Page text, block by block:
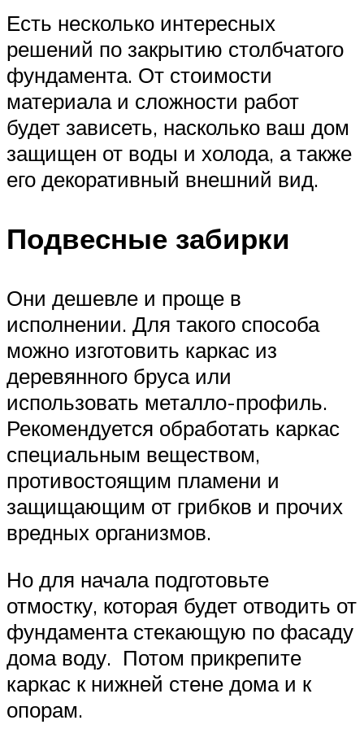
Есть несколько интересных
решений по закрытию столбчатого
фундамента. От стоимости
материала и сложности работ
будет зависеть, насколько ваш дом
защищен от воды и холода, а также
его декоративный внешний вид.
Подвесные забирки
Они дешевле и проще в
исполнении. Для такого способа
можно изготовить каркас из
деревянного бруса или
использовать металло-профиль.
Рекомендуется обработать каркас
специальным веществом,
противостоящим пламени и
защищающим от грибков и прочих
вредных организмов.
Но для начала подготовьте
отмостку, которая будет отводить от
фундамента стекающую по фасаду
дома воду. Потом прикрепите
каркас к нижней стене дома и к
опорам.